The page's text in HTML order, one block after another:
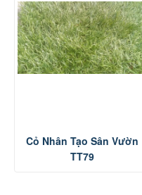
Cỏ Nhân Tạo Sân Vườn
TT79